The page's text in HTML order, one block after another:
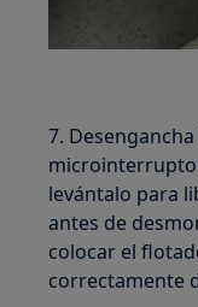
7.
levántalo para
antes de
colocar el
correctamente